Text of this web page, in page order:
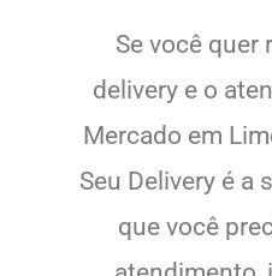
Se você quer
delivery e o
Mercado em
Seu Delivery é a
que você